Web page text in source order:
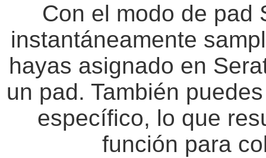
Con el modo de pad
instantáneamente
hayas asignado en
un pad. También
específico, lo que
función para